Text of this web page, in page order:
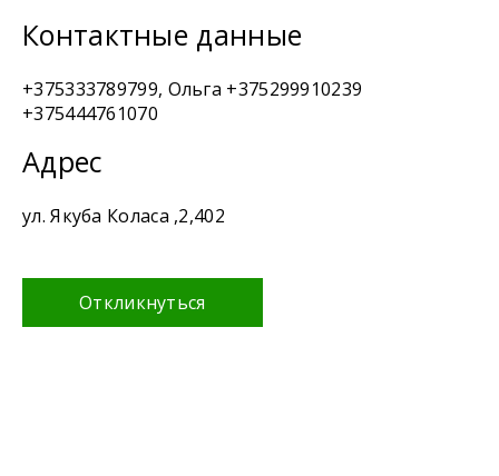
Контактные данные
+375333789799, Ольга +375299910239
+375444761070
Адрес
ул. Якуба Коласа ,2,402
Откликнуться